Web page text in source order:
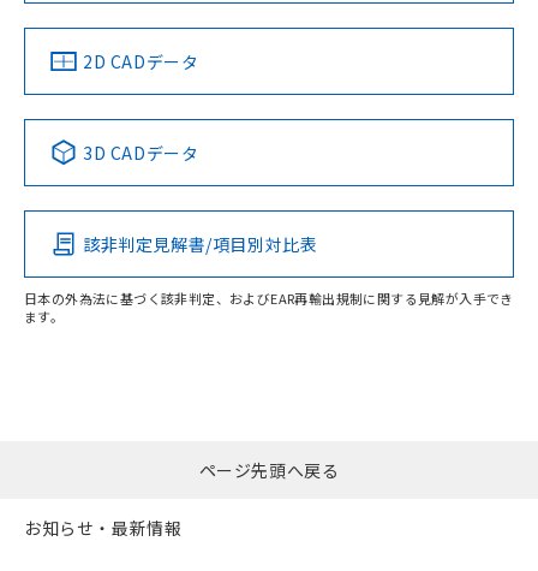
中国 RoHS 注意事項・凡例
Pb Hg Cd Cr(VI)
O
この製品のRoHS/REACH対応状況ページへ
2D CADデータ
3D CADデータ
該非判定見解書/項目別対比表
日本の外為法に基づく該非判定、およびEAR再輸出規制に関する見解が入手でき
ます。
ページ先頭へ戻る
お知らせ・最新情報